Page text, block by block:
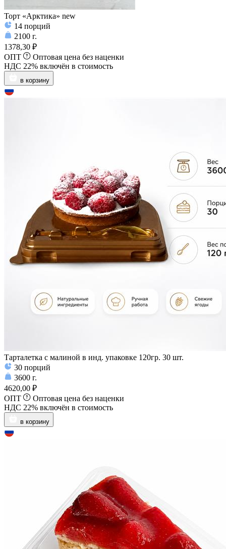
Торт «Арктика» new
14 порций
2100 г.
1378,30 ₽
ОПТ
Оптовая цена без наценки
НДС 22% включён в стоимость
в корзину
Тарталетка с малиной в инд. упаковке 120гр. 30 шт.
30 порций
3600 г.
4620,00 ₽
ОПТ
Оптовая цена без наценки
НДС 22% включён в стоимость
в корзину